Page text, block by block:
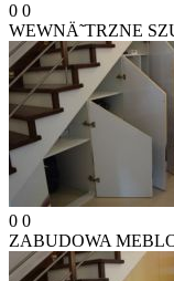
0 0
WEWNÄ˜TRZNE
0 0
ZABUDOWA